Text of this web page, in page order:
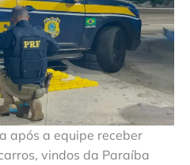
após a equipe receber
vindos da Paraíba